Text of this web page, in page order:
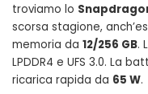
troviamo lo
scorsa stagione,
memoria da 12/256 GB.
LPDDR4 e UFS 3.0. La
ricarica rapida da 65 W.